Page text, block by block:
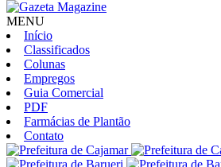
MENU
Início
Classificados
Colunas
Empregos
Guia Comercial
PDF
Farmácias de Plantão
Contato